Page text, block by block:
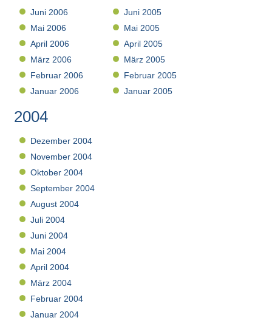
Juni 2006
Mai 2006
April 2006
März 2006
Februar 2006
Januar 2006
Juni 2005
Mai 2005
April 2005
März 2005
Februar 2005
Januar 2005
2004
Dezember 2004
November 2004
Oktober 2004
September 2004
August 2004
Juli 2004
Juni 2004
Mai 2004
April 2004
März 2004
Februar 2004
Januar 2004